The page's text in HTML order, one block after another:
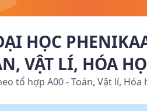
HỌC
VẬT LÍ, HÓA
tổ hợp A00 - Toán, Vật lí,